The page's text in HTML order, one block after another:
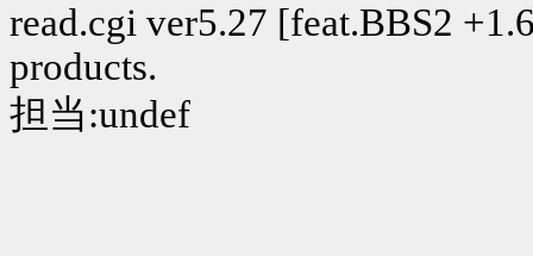
read.cgi ver5.27 [feat.BBS2
products.
担当:undef